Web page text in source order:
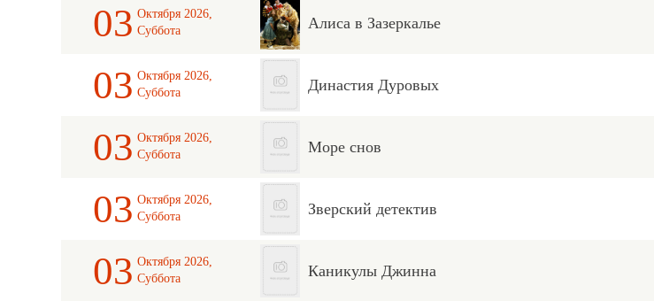
03 Октября 2026,
Суббота
Алиса в Зазеркалье
03 Октября 2026,
Суббота
Династия Дуровых
03 Октября 2026,
Суббота
Море снов
03 Октября 2026,
Суббота
Зверский детектив
03 Октября 2026,
Суббота
Каникулы Джинна